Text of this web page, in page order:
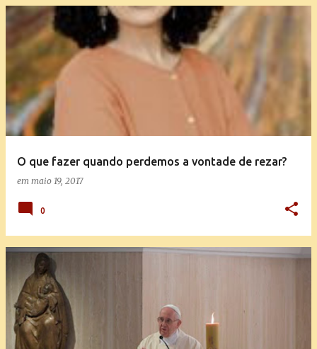
O que fazer quando perdemos a vontade de rezar?
em maio 19, 2017
0